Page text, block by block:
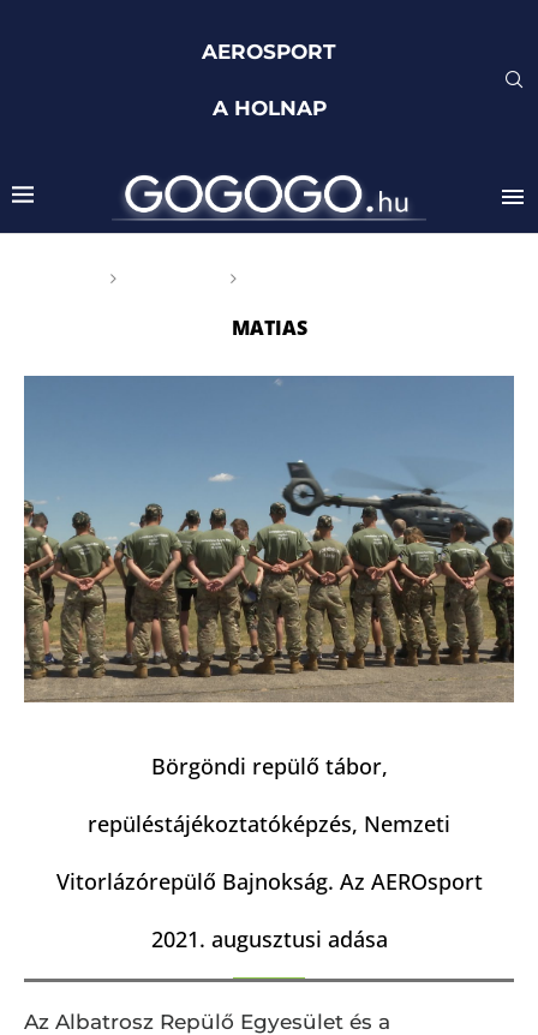
AEROSPORT
A HOLNAP
MATIAS
Börgöndi repülő tábor,
repüléstájékoztatóképzés, Nemzeti
Vitorlázórepülő Bajnokság. Az AEROsport
2021. augusztusi adása
Az Albatrosz Repülő Egyesület és a